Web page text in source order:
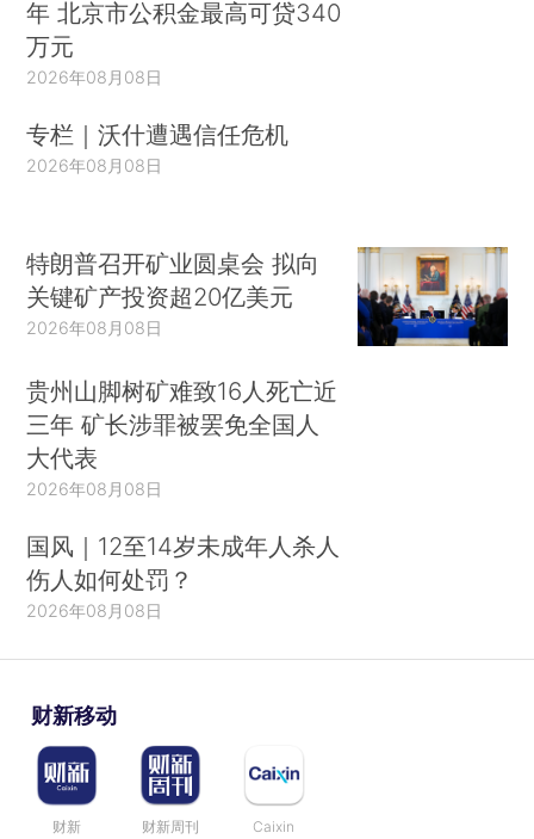
年 北京市公积金最高可贷340
万元
2026年08月08日
专栏｜沃什遭遇信任危机
2026年08月08日
特朗普召开矿业圆桌会 拟向
关键矿产投资超20亿美元
2026年08月08日
贵州山脚树矿难致16人死亡近
三年 矿长涉罪被罢免全国人
大代表
2026年08月08日
国风｜12至14岁未成年人杀人
伤人如何处罚？
2026年08月08日
财新移动
财新 财新周刊 Caixin